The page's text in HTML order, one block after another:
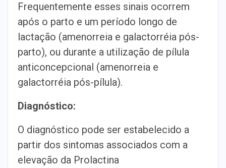
Frequentemente esses sinais ocorrem
após o parto e um período longo de
lactação (amenorreia e galactorréia pós-
parto), ou durante a utilização de pílula
anticoncepcional (amenorreia e
galactorréia pós-pílula).
Diagnóstico:
O diagnóstico pode ser estabelecido a
partir dos sintomas associados com a
elevação da Prolactina